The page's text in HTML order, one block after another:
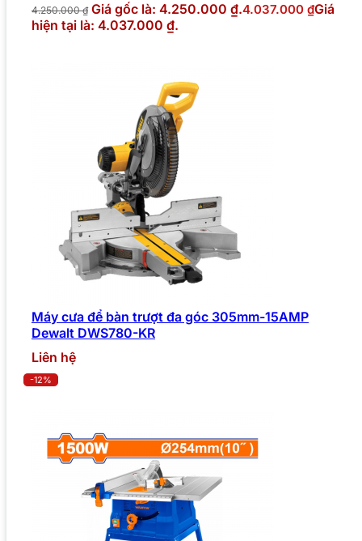
4.250.000₫ Giá gốc là: 4.250.000 ₫.4.037.000 ₫Giá
hiện tại là: 4.037.000 ₫.
Máy cưa để bàn trượt đa góc 305mm-15AMP
Dewalt DWS780-KR
Liên hệ
-12%